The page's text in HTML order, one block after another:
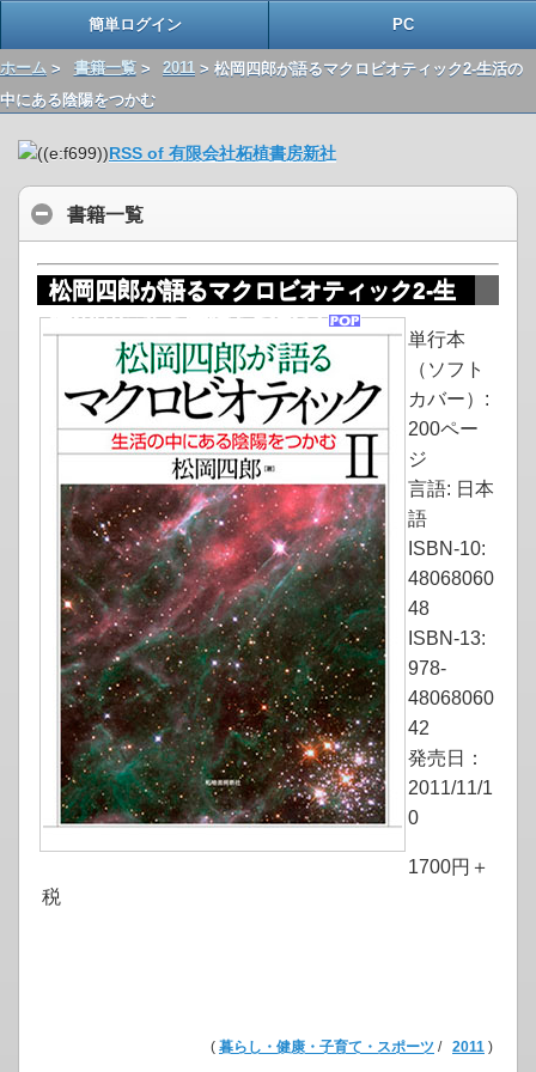
簡単ログイン PC
ホーム > 書籍一覧> 2011 > 松岡四郎が語るマクロビオティック2-生活の
中にある陰陽をつかむ
RSS of 有限会社柘植書房新社
書籍一覧
松岡四郎が語るマクロビオティック2-生
活の中にある陰陽をつかむ
単行本
（ソフト
カバー）:
200ペー
ジ
言語: 日本
語
ISBN-10:
48068060
48
ISBN-13:
978-
48068060
42
発売日：
2011/11/1
0
1700円＋
税
( 暮らし・健康・子育て・スポーツ / 2011 )